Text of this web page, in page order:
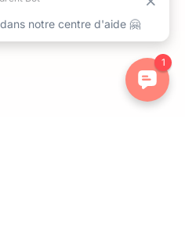
pour contrôler la manière dont